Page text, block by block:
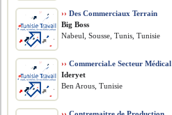
›› Des Commerciaux Terrain
Big Boss
Nabeul, Sousse, Tunis, Tunisie
›› Commercial.e Secteur Médical
Ideryet
Ben Arous, Tunisie